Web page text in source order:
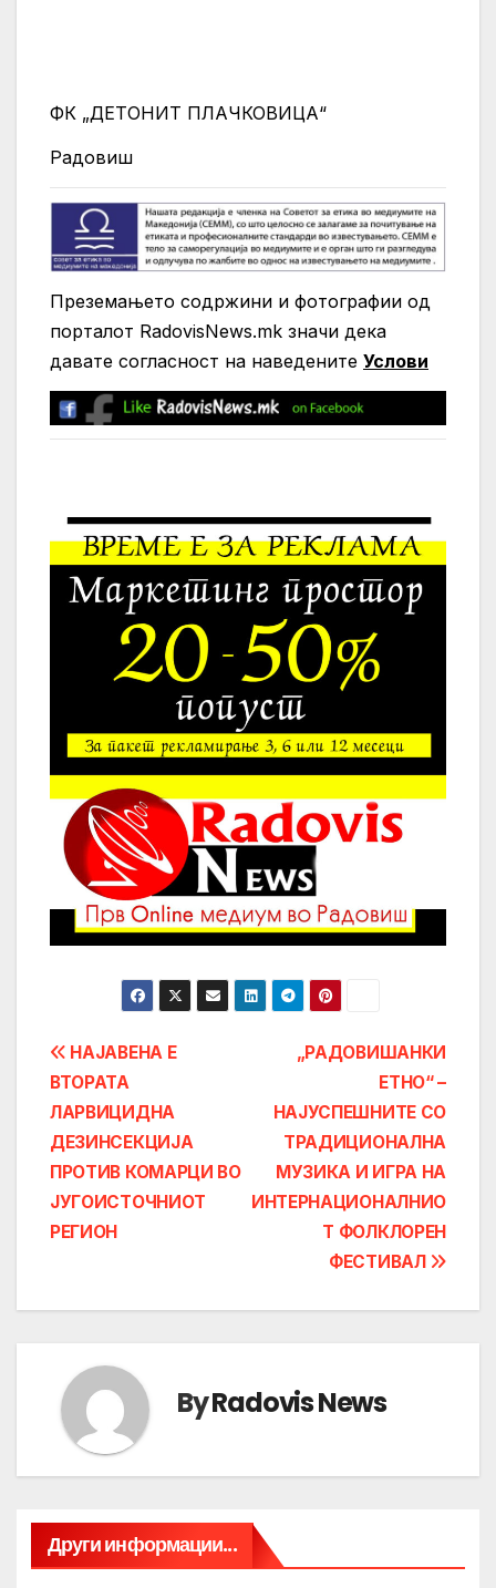
ФК „ДЕТОНИТ ПЛАЧКОВИЦА“
Радовиш
Преземањето содржини и фотографии од
порталот RadovisNews.mk значи дека
давате согласност на нaведените Услови
Post
navigation
„РАДОВИШАНКИ
ЕТНО“ –
НАЈУСПЕШНИТЕ СО
ТРАДИЦИОНАЛНА
МУЗИКА И ИГРА НА
ИНТЕРНАЦИОНАЛНИО
Т ФОЛКЛОРЕН
ФЕСТИВАЛ
НАЈАВЕНА Е
ВТОРАТА
ЛАРВИЦИДНА
ДЕЗИНСЕКЦИЈА
ПРОТИВ КОМАРЦИ ВО
ЈУГОИСТОЧНИОТ
РЕГИОН
ByRadovis News
Други информации...